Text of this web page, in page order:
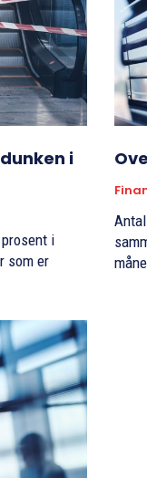
i
i
som er